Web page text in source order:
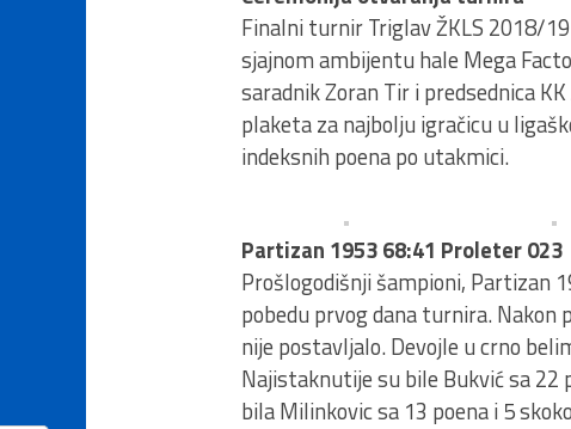
Finalni turnir Triglav ŽKLS 2018/
sjajnom ambijentu hale Mega
saradnik Zoran Tir i predsednica
plaketa za najbolju igračicu u
indeksnih poena po utakmici.
Partizan 1953 68:41 Proleter 023
Prošlogodišnji šampioni, Partizan
pobedu prvog dana turnira.
nije postavljalo. Devojle u crno
Najistaknutije su bile Bukvić sa 22
bila Milinkovic sa 13 poena i 5